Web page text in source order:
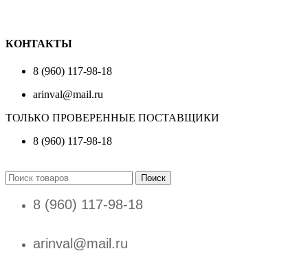
КОНТАКТЫ
8 (960) 117-98-18
arinval@mail.ru
ТОЛЬКО ПРОВЕРЕННЫЕ ПОСТАВЩИКИ
8 (960) 117-98-18
Поиск
8 (960) 117-98-18
arinval@mail.ru